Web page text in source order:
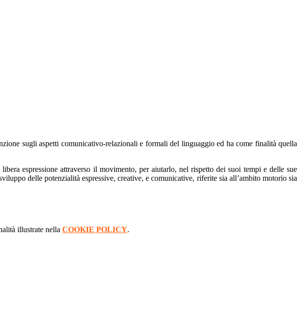
sugli aspetti comunicativo-relazionali e formali del linguaggio ed ha come finalità quella
espressione attraverso il movimento, per aiutarlo, nel rispetto dei suoi tempi e delle sue
delle potenzialità espressive, creative, e comunicative, riferite sia all’ambito motorio sia
illustrate nella COOKIE POLICY.